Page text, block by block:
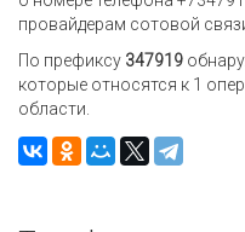
провайдерам сотовой
По префиксу 347919
которые относятся к 1
области.